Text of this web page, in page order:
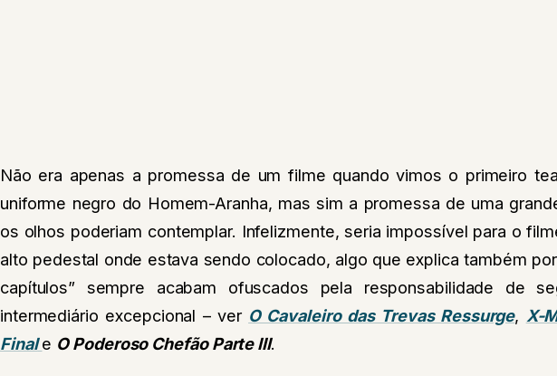
Não era apenas a promessa de um filme quando vimos o primeiro
uniforme negro do Homem-Aranha, mas sim a promessa de uma
os olhos poderiam contemplar. Infelizmente, seria impossível para o
alto pedestal onde estava sendo colocado, algo que explica também
capítulos” sempre acabam ofuscados pela responsabilidade de
intermediário excepcional – ver O Cavaleiro das Trevas Ressurge, X-
Final e O Poderoso Chefão Parte III.